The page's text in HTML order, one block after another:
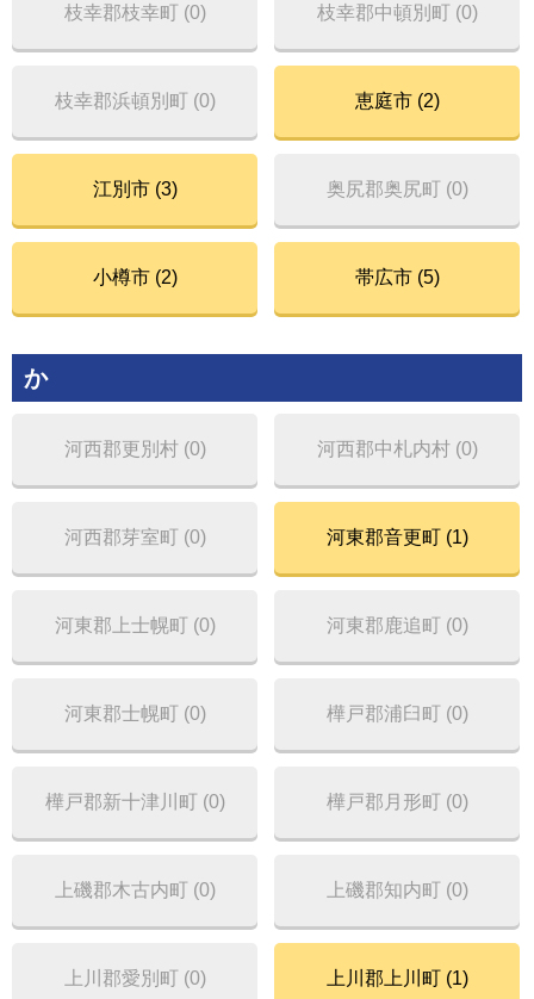
枝幸郡枝幸町 (0) 枝幸郡中頓別町 (0)
枝幸郡浜頓別町 (0) 恵庭市 (2)
江別市 (3) 奥尻郡奥尻町 (0)
小樽市 (2) 帯広市 (5)
か
河西郡更別村 (0) 河西郡中札内村 (0)
河西郡芽室町 (0) 河東郡音更町 (1)
河東郡上士幌町 (0) 河東郡鹿追町 (0)
河東郡士幌町 (0) 樺戸郡浦臼町 (0)
樺戸郡新十津川町 (0) 樺戸郡月形町 (0)
上磯郡木古内町 (0) 上磯郡知内町 (0)
上川郡愛別町 (0) 上川郡上川町 (1)